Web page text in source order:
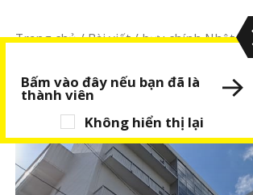
Trang chủ/Bài viết/bưu chính Nhật
bưu chính Nhật Bản
Không hiển thị lại
Bấm vào đây nếu bạn đã là
thành viên